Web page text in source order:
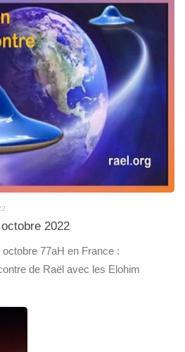
2022
77aH en France :
de Raël avec les Elohim